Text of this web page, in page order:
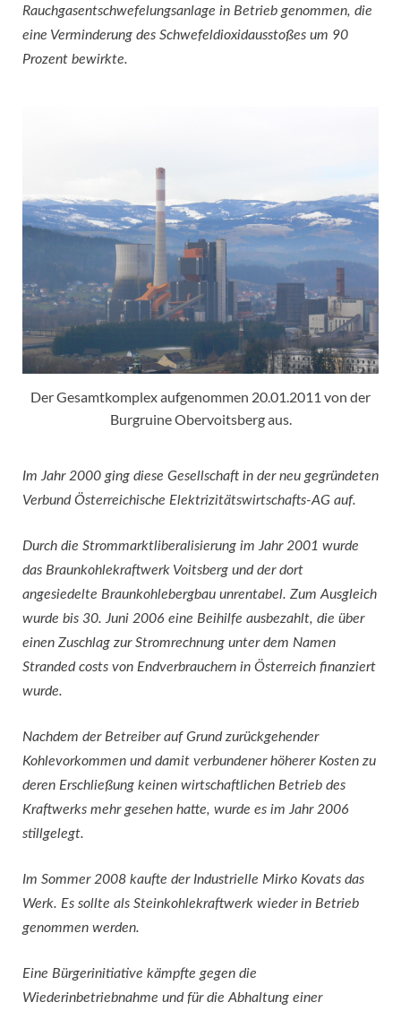
Rauchgasentschwefelungsanlage in Betrieb genommen, die
eine Verminderung des Schwefeldioxidausstoßes um 90
Prozent bewirkte.
Der Gesamtkomplex aufgenommen 20.01.2011 von der
Burgruine Obervoitsberg aus.
Im Jahr 2000 ging diese Gesellschaft in der neu gegründeten
Verbund Österreichische Elektrizitätswirtschafts-AG auf.
Durch die Strommarktliberalisierung im Jahr 2001 wurde
das Braunkohlekraftwerk Voitsberg und der dort
angesiedelte Braunkohlebergbau unrentabel. Zum Ausgleich
wurde bis 30. Juni 2006 eine Beihilfe ausbezahlt, die über
einen Zuschlag zur Stromrechnung unter dem Namen
Stranded costs von Endverbrauchern in Österreich finanziert
wurde.
Nachdem der Betreiber auf Grund zurückgehender
Kohlevorkommen und damit verbundener höherer Kosten zu
deren Erschließung keinen wirtschaftlichen Betrieb des
Kraftwerks mehr gesehen hatte, wurde es im Jahr 2006
stillgelegt.
Im Sommer 2008 kaufte der Industrielle Mirko Kovats das
Werk. Es sollte als Steinkohlekraftwerk wieder in Betrieb
genommen werden.
Eine Bürgerinitiative kämpfte gegen die
Wiederinbetriebnahme und für die Abhaltung einer